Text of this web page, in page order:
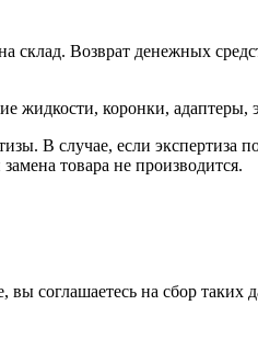
склад. Возврат денежных
жидкости, коронки,
В случае, если экспертиза
товара не производится.
соглашаетесь на сбор таких